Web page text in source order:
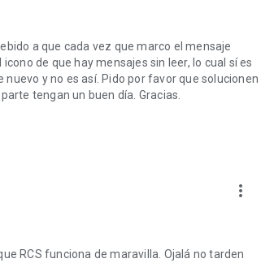
a que cada vez que marco el mensaje
de que hay mensajes sin leer, lo cual sí es
y no es así. Pido por favor que solucionen
tengan un buen día. Gracias.
more_vert
RCS funciona de maravilla. Ojalá no tarden